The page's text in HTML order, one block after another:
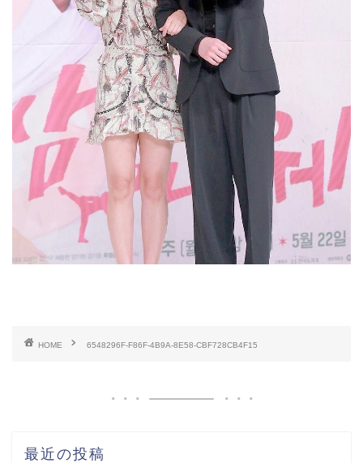
HOME 6548296F-F86F-4B9A-8E58-CBF728CB4F15
最近の投稿